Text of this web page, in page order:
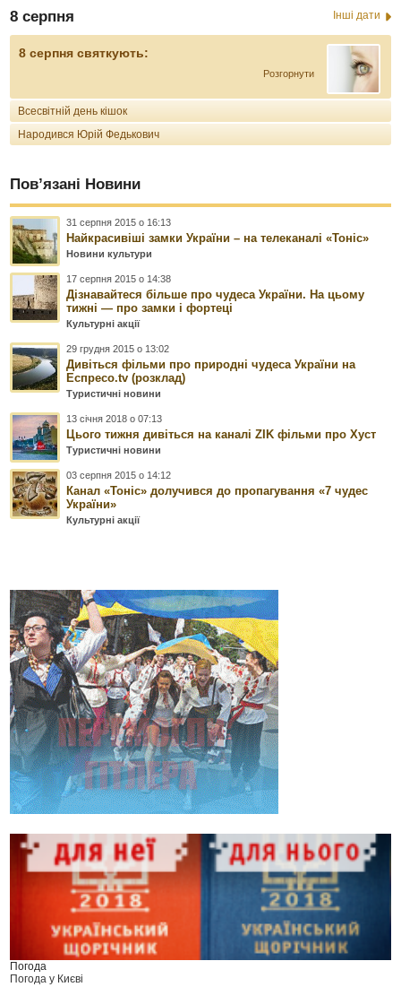
8 серпня Інші дати
8 серпня святкують:
Розгорнути
Всесвітній день кішок
Народився Юрій Федькович
Пов’язані Новини
31 серпня 2015 о 16:13
Найкрасивіші замки України – на телеканалі «Тоніс»
Новини культури
17 серпня 2015 о 14:38
Дізнавайтеся більше про чудеса України. На цьому
тижні — про замки і фортеці
Культурні акції
29 грудня 2015 о 13:02
Дивіться фільми про природні чудеса України на
Еспресо.tv (розклад)
Туристичні новини
13 січня 2018 о 07:13
Цього тижня дивіться на каналі ZIK фільми про Хуст
Туристичні новини
03 серпня 2015 о 14:12
Канал «Тоніс» долучився до пропагування «7 чудес
України»
Культурні акції
Погода
Погода у Києві